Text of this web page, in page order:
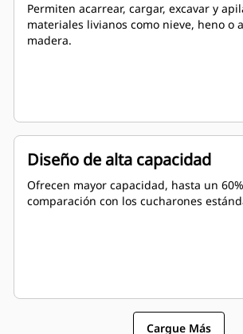
Permiten acarrear, cargar, excavar y
materiales livianos como nieve, heno o
madera.
Diseño de alta capacidad
Ofrecen mayor capacidad, hasta un
comparación con los cucharones
Cargue Más